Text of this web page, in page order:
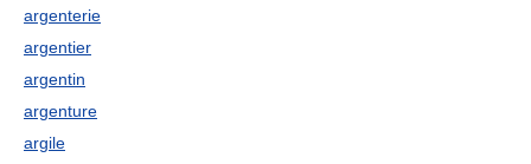
argenterie
argentier
argentin
argenture
argile